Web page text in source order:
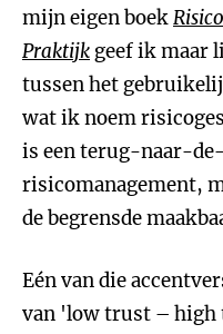
mijn eigen boek
Praktijk geef ik maar
tussen het
wat ik noem
is een terug-naar-
risicomanagement,
de begrensde
Eén van die
van 'low trust –